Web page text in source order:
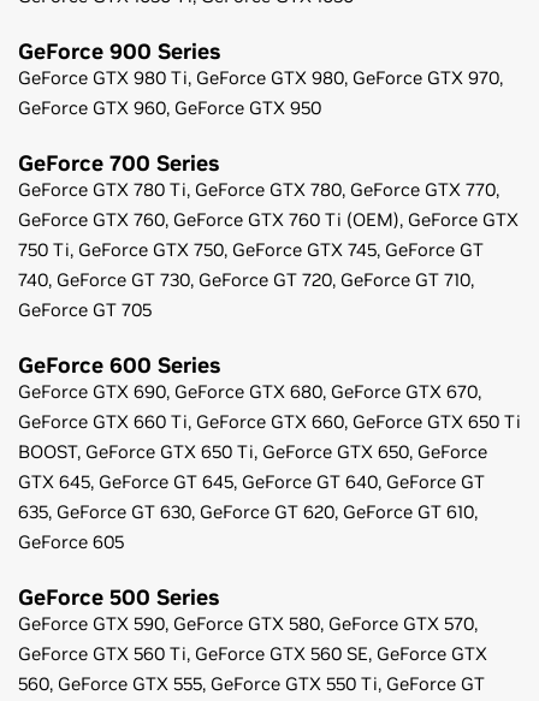
GeForce 900 Series
GeForce GTX 980 Ti, GeForce GTX 980, GeForce GTX 970,
GeForce GTX 960, GeForce GTX 950
GeForce 700 Series
GeForce GTX 780 Ti, GeForce GTX 780, GeForce GTX 770,
GeForce GTX 760, GeForce GTX 760 Ti (OEM), GeForce GTX
750 Ti, GeForce GTX 750, GeForce GTX 745, GeForce GT
740, GeForce GT 730, GeForce GT 720, GeForce GT 710,
GeForce GT 705
GeForce 600 Series
GeForce GTX 690, GeForce GTX 680, GeForce GTX 670,
GeForce GTX 660 Ti, GeForce GTX 660, GeForce GTX 650 Ti
BOOST, GeForce GTX 650 Ti, GeForce GTX 650, GeForce
GTX 645, GeForce GT 645, GeForce GT 640, GeForce GT
635, GeForce GT 630, GeForce GT 620, GeForce GT 610,
GeForce 605
GeForce 500 Series
GeForce GTX 590, GeForce GTX 580, GeForce GTX 570,
GeForce GTX 560 Ti, GeForce GTX 560 SE, GeForce GTX
560, GeForce GTX 555, GeForce GTX 550 Ti, GeForce GT